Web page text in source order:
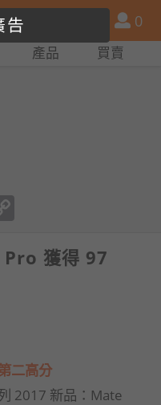
尋
產
品
比
會
員
0
產品 買賣
獲得 97
二高分
2017 新品：Mate
告